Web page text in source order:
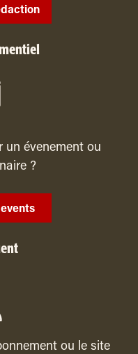
un évenement ou
?
ou le site